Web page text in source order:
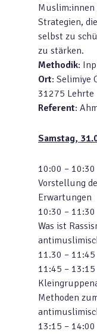
Strategien,
selbst zu
zu stärken.
Methodik:
Ort: Selimiye
31275 Lehrte
Referent:
Samstag,
10:00 –
Vorstellung
Erwartungen
10:30 –
Was ist
11.30 –
11:45 –
Methoden
13:15 –